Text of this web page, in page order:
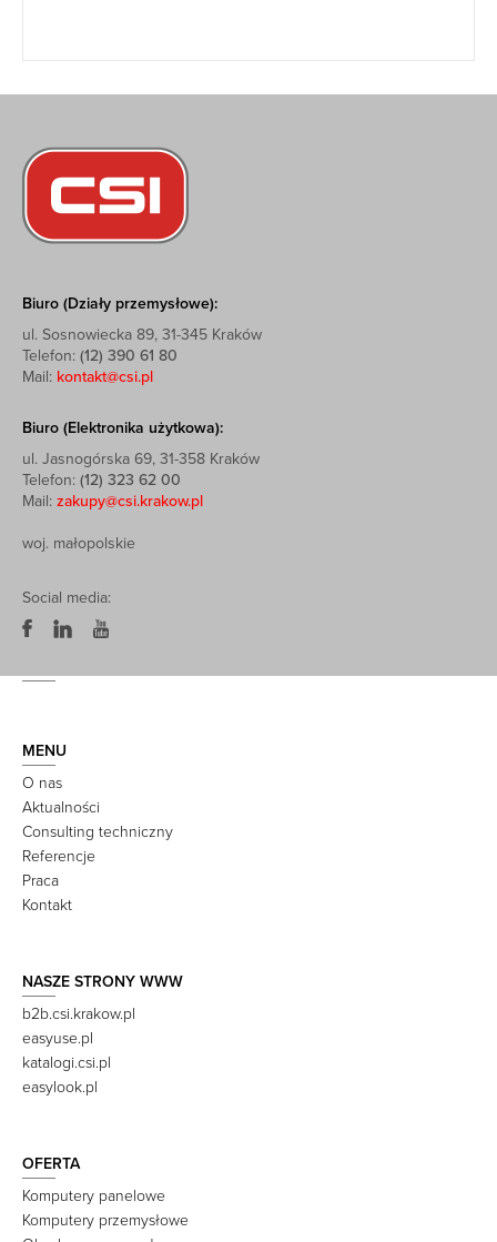
Biuro (Działy przemysłowe):
ul. Sosnowiecka 89, 31-345 Kraków
Telefon: (12) 390 61 80
Mail: kontakt@csi.pl
Biuro (Elektronika użytkowa):
ul. Jasnogórska 69, 31-358 Kraków
Telefon: (12) 323 62 00
Mail: zakupy@csi.krakow.pl
woj. małopolskie
Social media:
MENU
O nas
Aktualności
Consulting techniczny
Referencje
Praca
Kontakt
NASZE STRONY WWW
b2b.csi.krakow.pl
easyuse.pl
katalogi.csi.pl
easylook.pl
OFERTA
Komputery panelowe
Komputery przemysłowe